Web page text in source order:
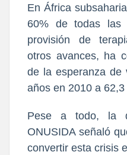
En África
60% de todas las
provisión de
otros avances, ha
de la esperanza de
años en 2010 a
Pese a todo, la
ONUSIDA señaló
convertir esta crisis